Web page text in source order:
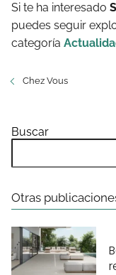
Si te ha interesado
puedes seguir
categoría
Chez Vous
Buscar
Otras